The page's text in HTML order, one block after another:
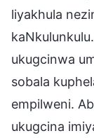
liyakhula
ukugcinwa
sobala
empilweni.
ukugcina